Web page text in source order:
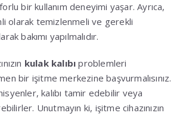
bir kullanım deneyimi yaşar. Ayrıca,
olarak temizlenmeli ve gerekli
bakımı yapılmalıdır.
kulak kalıbı problemleri
bir işitme merkezine başvurmalısınız.
kalıbı tamir edebilir veya
Unutmayın ki, işitme cihazınızın